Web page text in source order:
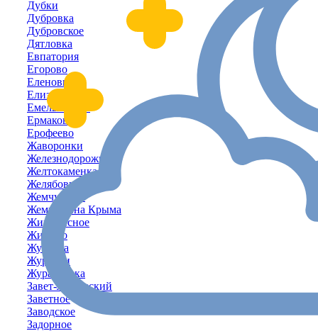
Дубки
Дубровка
Дубровское
Дятловка
Евпатория
Егорово
Еленовка
Елизаветово
Емельяновка
Ермаково
Ерофеево
Жаворонки
Железнодорожное
Желтокаменка
Желябовка
Жемчужина
Жемчужина Крыма
Живописное
Жилино
Жуковка
Журавки
Журавлёвка
Завет-Ленинский
Заветное
Заводское
Задорное